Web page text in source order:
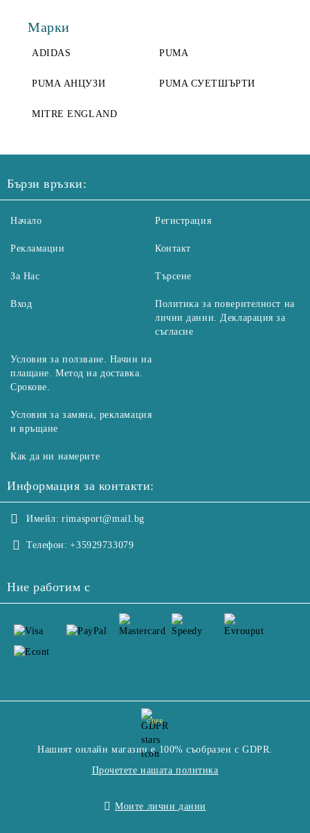
Марки
ADIDAS PUMA
PUMA АНЦУЗИ PUMA СУЕТШЪРТИ
MITRE ENGLAND
Бързи връзки:
Начало
Рекламации
За Нас
Вход
Регистрация
Контакт
Търсене
Политика за поверителност на
лични данни. Декларация за
съгласие
Условия за ползване. Начин на
плащане. Метод на доставка.
Срокове.
Условия за замяна, рекламация
и връщане
Как да ни намерите
Информация за контакти:
Имейл: rimasport@mail.bg
Телефон: +35929733079
Ние работим с
GDPR
Нашият онлайн магазин е 100% съобразен с GDPR.
Прочетете нашата политика
Моите лични данни